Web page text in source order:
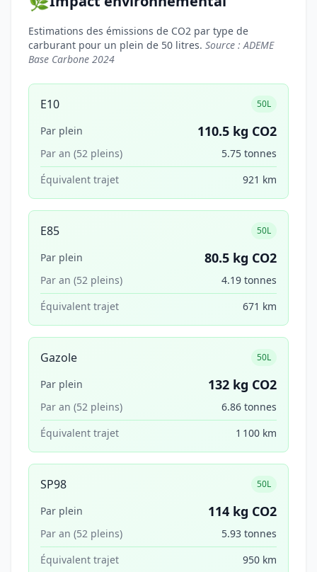
Estimations des émissions de CO2 par type de
carburant pour un plein de 50 litres. Source : ADEME
Base Carbone 2024
E10 50L
Par plein 110.5 kg CO2
Par an (52 pleins)
5.75 tonnes
Équivalent trajet
921 km
E85 50L
Par plein 80.5 kg CO2
Par an (52 pleins)
4.19 tonnes
Équivalent trajet
671 km
Gazole 50L
Par plein 132 kg CO2
Par an (52 pleins)
6.86 tonnes
Équivalent trajet
1 100 km
SP98 50L
Par plein 114 kg CO2
Par an (52 pleins)
5.93 tonnes
Équivalent trajet
950 km